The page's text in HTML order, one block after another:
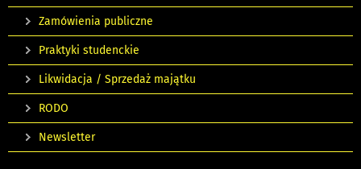
Zamówienia publiczne
Praktyki studenckie
Likwidacja / Sprzedaż majątku
RODO
Newsletter